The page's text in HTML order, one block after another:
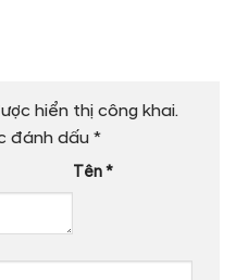
hiển thị công khai.
đánh dấu *
Tên*